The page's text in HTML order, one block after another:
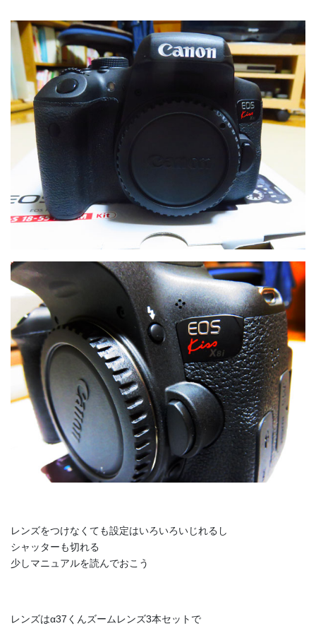
レンズをつけなくても設定はいろいろいじれるし
シャッターも切れる
少しマニュアルを読んでおこう
レンズはα37くんズームレンズ3本セットで